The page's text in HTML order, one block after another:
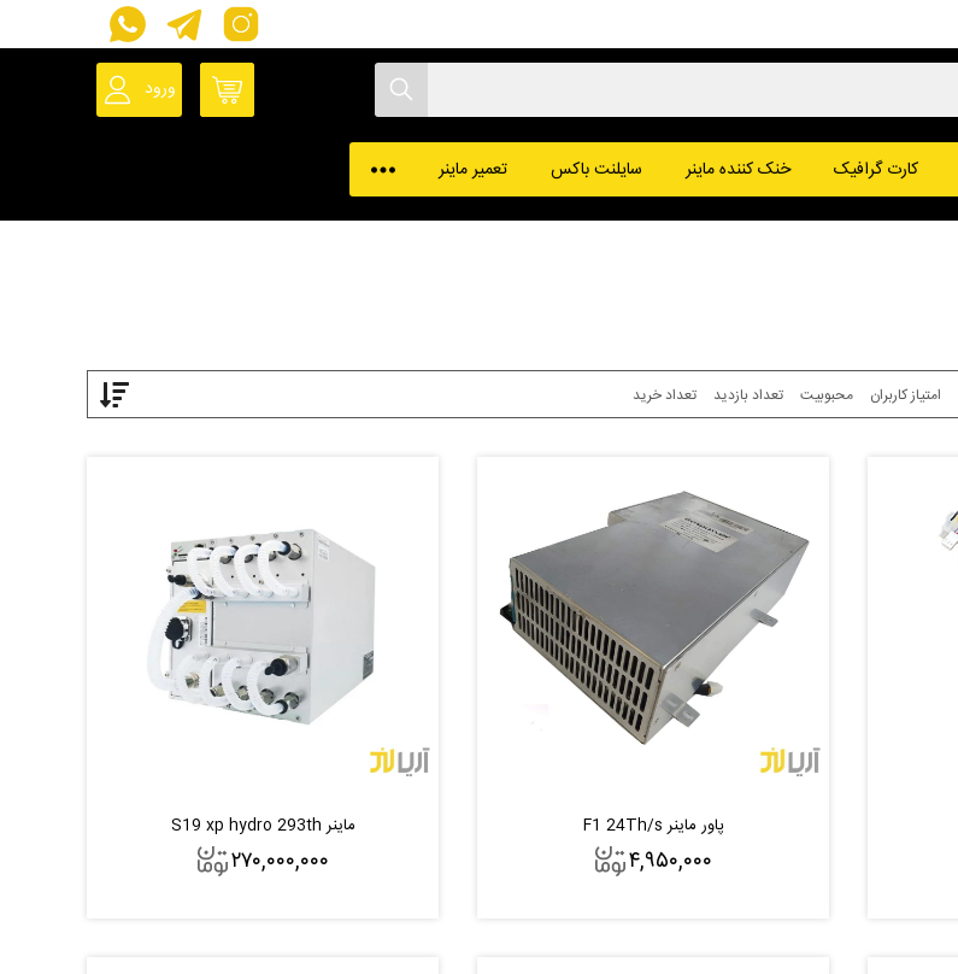
ورود
کارت گرافیک خنک کننده ماینر سایلنت باکس تعمیر ماینر
حساب کاربری
پروفایل ماینر
امتیاز کاربران محبوبیت تعداد بازدید تعداد خرید
پاور ماینر F1 24Th/s
۴,۹۵۰,۰۰۰
ماینر S19 xp hydro 293th
۲۷۰,۰۰۰,۰۰۰